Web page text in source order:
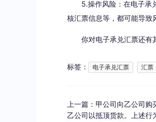
5.操作风险：在电子承兑
核汇票信息等，都可能导致
你对电子承兑汇票还有其
标签： 电子承兑汇票 汇票
上一篇： 甲公司向乙公司购
乙公司以抵顶货款。上述